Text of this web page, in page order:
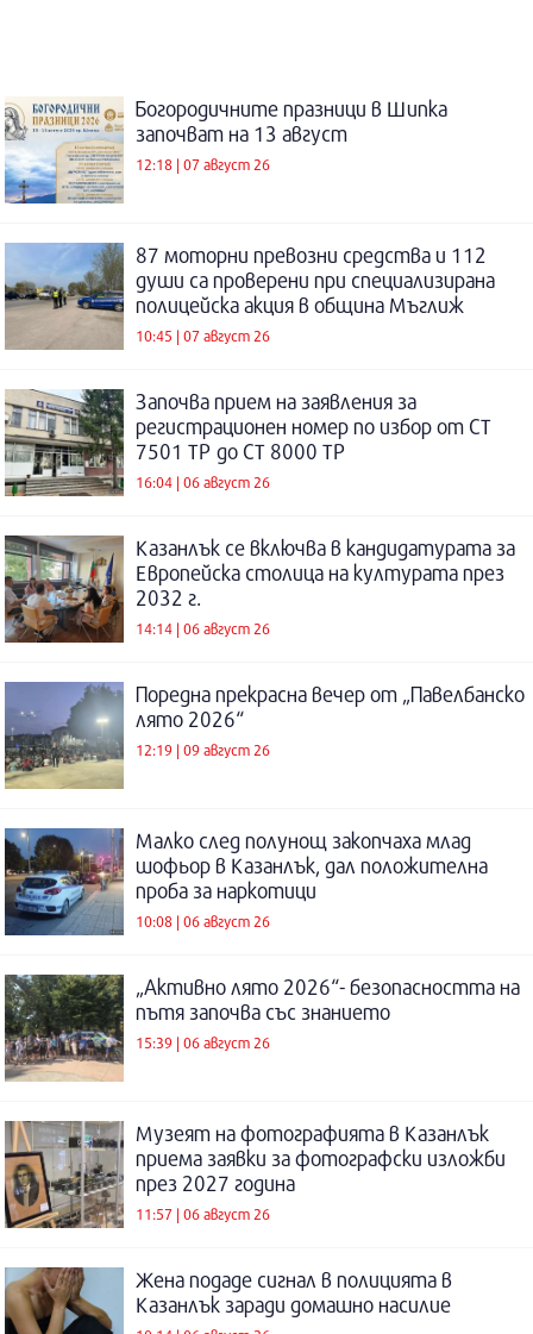
Богородичните празници в Шипка
започват на 13 август
12:18 | 07 август 26
87 моторни превозни средства и 112
души са проверени при специализирана
полицейска акция в община Мъглиж
10:45 | 07 август 26
Започва прием на заявления за
регистрационен номер по избор от СТ
7501 ТР до СТ 8000 ТР
16:04 | 06 август 26
Казанлък се включва в кандидатурата за
Европейска столица на културата през
2032 г.
14:14 | 06 август 26
Поредна прекрасна вечер от „Павелбанско
лято 2026“
12:19 | 09 август 26
Малко след полунощ закопчаха млад
шофьор в Казанлък, дал положителна
проба за наркотици
10:08 | 06 август 26
„Активно лято 2026“- безопасността на
пътя започва със знанието
15:39 | 06 август 26
Музеят на фотографията в Казанлък
приема заявки за фотографски изложби
през 2027 година
11:57 | 06 август 26
Жена подаде сигнал в полицията в
Казанлък заради домашно насилие